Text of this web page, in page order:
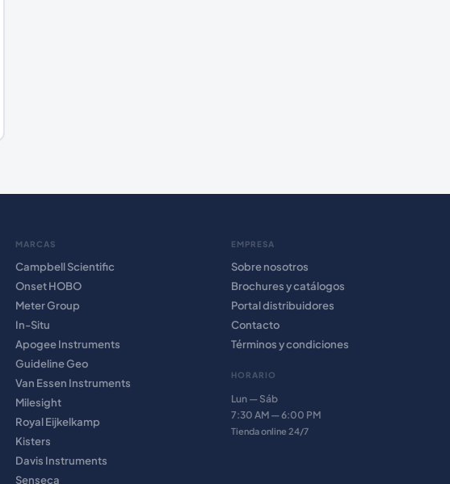
MARCAS
Campbell Scientific
Onset HOBO
Meter Group
In-Situ
Apogee Instruments
Guideline Geo
Van Essen Instruments
Milesight
Royal Eijkelkamp
Kisters
Davis Instruments
Senseca
EMPRESA
Sobre nosotros
Brochures y catálogos
Portal distribuidores
Contacto
Términos y condiciones
HORARIO
Lun — Sáb
7:30 AM — 6:00 PM
Tienda online 24/7